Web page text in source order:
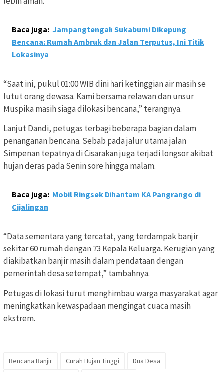
Baca juga: Jampangtengah Sukabumi Dikepung
Bencana: Rumah Ambruk dan Jalan Terputus, Ini Titik
Lokasinya
“Saat ini, pukul 01:00 WIB dini hari ketinggian air masih se
lutut orang dewasa. Kami bersama relawan dan unsur
Muspika masih siaga dilokasi bencana,” terangnya.
Lanjut Dandi, petugas terbagi beberapa bagian dalam
penanganan bencana. Sebab pada jalur utama jalan
Simpenan tepatnya di Cisarakan juga terjadi longsor akibat
hujan deras pada Senin sore hingga malam.
Baca juga: Mobil Ringsek Dihantam KA Pangrango di
Cijalingan
“Data sementara yang tercatat, yang terdampak banjir
sekitar 60 rumah dengan 73 Kepala Keluarga. Kerugian yang
diakibatkan banjir masih dalam pendataan dengan
pemerintah desa setempat,” tambahnya.
Petugas di lokasi turut menghimbau warga masyarakat agar
meningkatkan kewaspadaan mengingat cuaca masih
ekstrem.
Bencana Banjir Curah Hujan Tinggi
Dua Desa